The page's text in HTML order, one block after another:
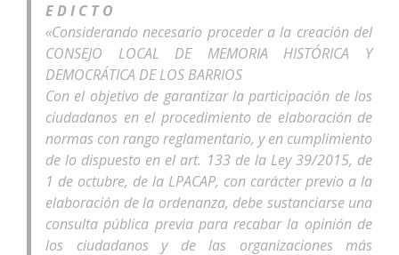
E D I C T O
«Considerando necesario proceder a la creación del
CONSEJO LOCAL DE MEMORIA HISTÓRICA Y
DEMOCRÁTICA DE LOS BARRIOS
Con el objetivo de garantizar la participación de los
ciudadanos en el procedimiento de elaboración de
normas con rango reglamentario, y en cumplimiento
de lo dispuesto en el art. 133 de la Ley 39/2015, de
1 de octubre, de la LPACAP, con carácter previo a la
elaboración de la ordenanza, debe sustanciarse una
consulta pública previa para recabar la opinión de
los ciudadanos y de las organizaciones más